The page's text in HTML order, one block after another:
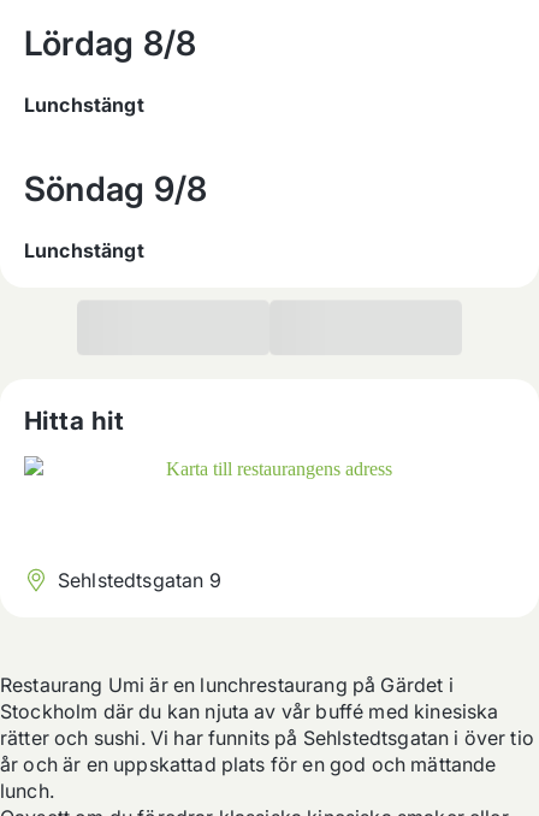
Lördag 8/8
Lunchstängt
Söndag 9/8
Lunchstängt
Hitta hit
Sehlstedtsgatan 9
Restaurang Umi är en lunchrestaurang på Gärdet i
Stockholm där du kan njuta av vår buffé med kinesiska
rätter och sushi. Vi har funnits på Sehlstedtsgatan i över tio
år och är en uppskattad plats för en god och mättande
lunch.